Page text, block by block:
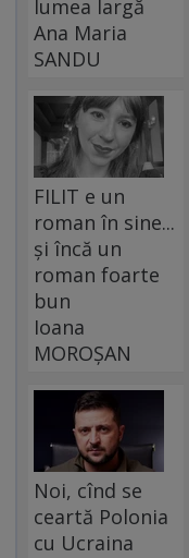
lumea largă
Ana Maria
SANDU
FILIT e un
roman în sine...
și încă un
roman foarte
bun
Ioana
MOROȘAN
Noi, cînd se
ceartă Polonia
cu Ucraina